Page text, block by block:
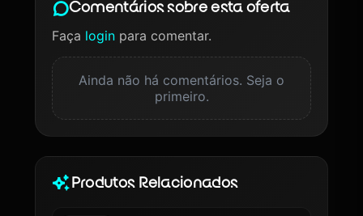
Comentários sobre esta oferta
Faça loginpara comentar.
Ainda não há comentários. Seja o
primeiro.
Produtos Relacionados